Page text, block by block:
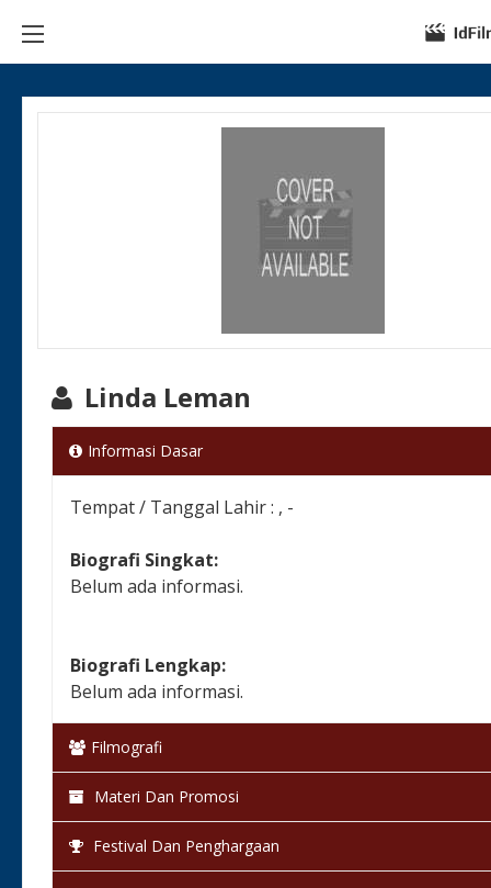
Linda Leman
Informasi Dasar
Tempat / Tanggal Lahir : , -
Biografi Singkat:
Belum ada informasi.
Biografi Lengkap:
Belum ada informasi.
Filmografi
Materi Dan Promosi
Festival Dan Penghargaan